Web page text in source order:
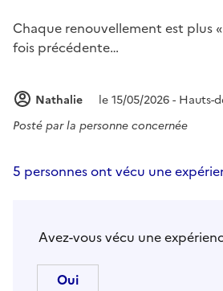
Chaque renouvellement est plus
fois précédente…
Nathalie
le 15/05/2026 - Hauts-
Posté parla personne concernée
5 personnes ont vécu une
Avez-vous vécu une